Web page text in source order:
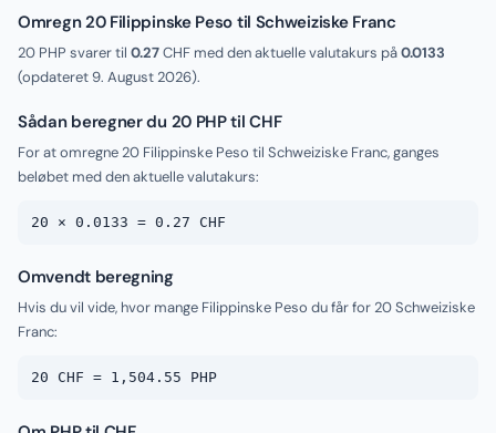
Omregn 20 Filippinske Peso til Schweiziske Franc
20 PHP svarer til 0.27CHF med den aktuelle valutakurs på0.0133
(opdateret9. August 2026).
Sådan beregner du 20 PHP til CHF
For at omregne 20 Filippinske Peso til Schweiziske Franc, ganges
beløbet med den aktuelle valutakurs:
20 × 0.0133 = 0.27 CHF
Omvendt beregning
Hvis du vil vide, hvor mange Filippinske Peso du får for 20 Schweiziske
Franc:
20 CHF = 1,504.55 PHP